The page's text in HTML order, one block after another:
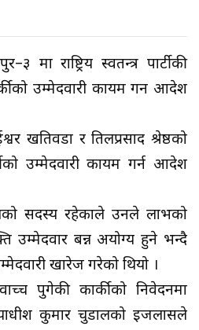
मा राष्ट्रिय स्वतन्त्र पार्टीकी
उम्मेदवारी कायम गर्ने आदेश
खतिवडा र तिलप्रसाद श्रेष्ठको
उम्मेदवारी कायम गर्न आदेश
सदस्य रहेकाले उनले लाभको
उम्मेदवार बन्न अयोग्य हुने भन्दै
खारेज गरेको थियो ।
पुगेकी कार्कीको निवेदनमा
कुमार चुडालको इजलासले